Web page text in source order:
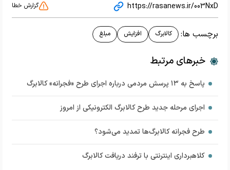
https://rasanews.ir/003NxD گزارش خطا
برچسب ها: کالابرگ افزایش مبلغ
خبرهای مرتبط
پاسخ به ۱۳ پرسش مردمی درباره اجرای طرح «فجرانه» کالابرگ
اجرای مرحله جدید طرح کالابرگ الکترونیکی از امروز
طرح فجرانه کالابرگ‌ها تمدید می‌شود؟
کلاهبرداری اینترنتی با ترفند دریافت کالابرگ